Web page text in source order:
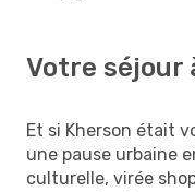
Votre séjour
Et si Kherson était
une pause urbaine
culturelle, virée